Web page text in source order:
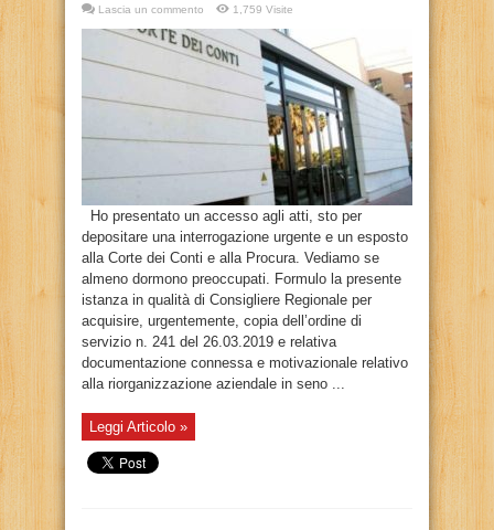
Lascia un commento
1,759 Visite
Ho presentato un accesso agli atti, sto per
depositare una interrogazione urgente e un esposto
alla Corte dei Conti e alla Procura. Vediamo se
almeno dormono preoccupati. Formulo la presente
istanza in qualità di Consigliere Regionale per
acquisire, urgentemente, copia dell’ordine di
servizio n. 241 del 26.03.2019 e relativa
documentazione connessa e motivazionale relativo
alla riorganizzazione aziendale in seno ...
Leggi Articolo »